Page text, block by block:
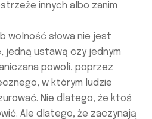
innych albo zanim
wolność słowa nie jest
jedną ustawą czy jednym
powoli, poprzez
w którym ludzie
Nie dlatego, że ktoś
Ale dlatego, że zaczynają